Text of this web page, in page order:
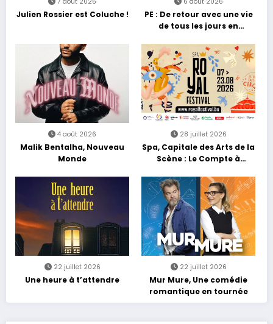
Julien Rossier est Coluche !
PE : De retour avec une vie
de tous les jours en
4 août 2026
Malik Bentalha, Nouveau
Monde
28 juillet 2026
Spa, Capitale des Arts de la
Scène : Le Compte à
22 juillet 2026
Une heure à t’attendre
22 juillet 2026
Mur Mure, Une comédie
romantique en tournée